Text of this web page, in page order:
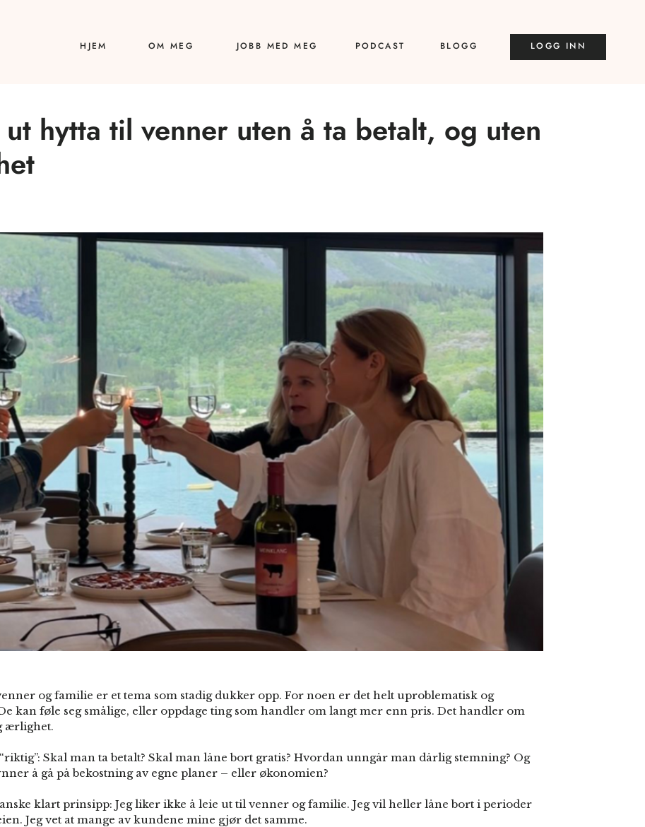
LOGG INN
BLOGG
PODCAST
JOBB MED MEG
OM MEG
HJEM
hytta til venner uten å ta betalt, og uten
og familie er et tema som stadig dukker opp. For noen er det helt uproblematisk og
kan føle seg smålige, eller oppdage ting som handler om langt mer enn pris. Det handler om
ærlighet.
Skal man ta betalt? Skal man låne bort gratis? Hvordan unngår man dårlig stemning? Og
å gå på bekostning av egne planer – eller økonomien?
klart prinsipp: Jeg liker ikke å leie ut til venner og familie. Jeg vil heller låne bort i perioder
Jeg vet at mange av kundene mine gjør det samme.